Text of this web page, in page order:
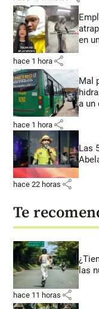
en
hace 1 hora share
Mal
a un
hace 1 hora share
Las
hace 22 horas share
Te
las
hace 11 horas share